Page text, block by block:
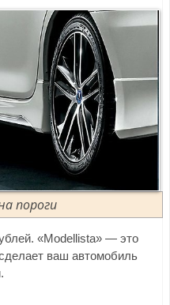
пороги
«Modellista» — это
ваш автомобиль